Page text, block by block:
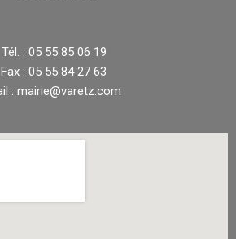
Tél. : 05 55 85 06 19
Fax : 05 55 84 27 63
: mairie@varetz.com